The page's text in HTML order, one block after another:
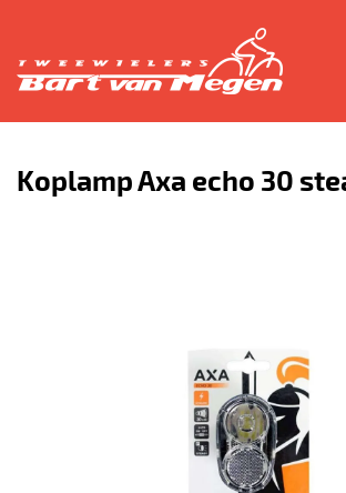
Koplamp Axa echo 30